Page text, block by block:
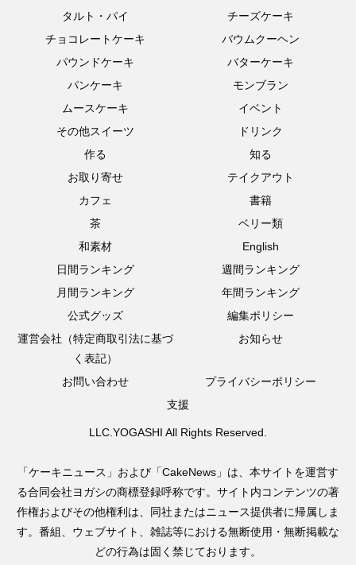
タルト・パイ
チーズケーキ
チョコレートケーキ
バウムクーヘン
パウンドケーキ
バターケーキ
パンケーキ
モンブラン
ムースケーキ
イベント
その他スイーツ
ドリンク
作る
知る
お取り寄せ
テイクアウト
カフェ
書籍
茶
ベリー類
和素材
English
日間ランキング
週間ランキング
月間ランキング
年間ランキング
公式グッズ
編集ポリシー
運営会社（特定商取引法に基づ
く表記）
お知らせ
お問い合わせ
プライバシーポリシー
支援
LLC.YOGASHI All Rights Reserved.
「ケーキニュース」および「CakeNews」は、本サイトを運営す
る合同会社ヨガシの商標登録呼称です。サイト内コンテンツの著
作権およびその他権利は、同社またはニュース提供者に帰属しま
す。番組、ウェブサイト、雑誌等における無断使用・無断掲載な
どの行為は固く禁じております。